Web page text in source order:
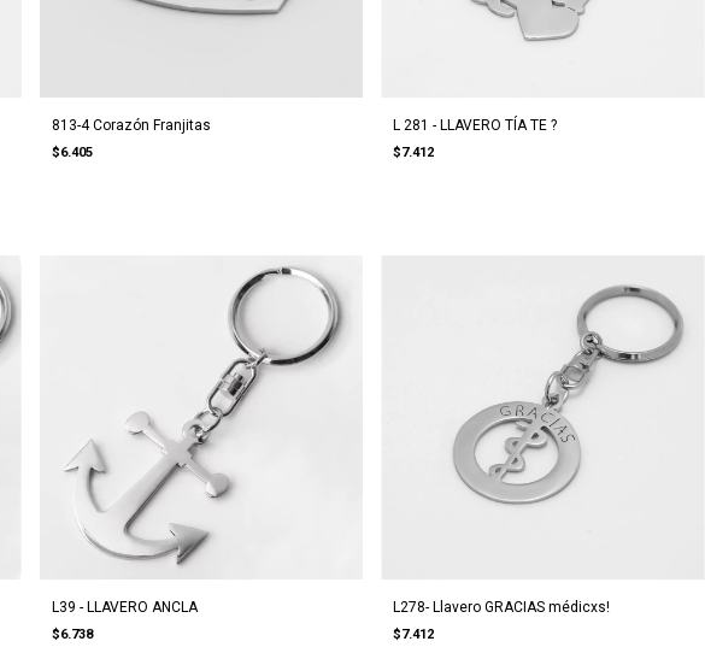
813-4 Corazón Franjitas
$6.405
L 281 - LLAVERO TÍA TE ?
$7.412
L39 - LLAVERO ANCLA
$6.738
L278- Llavero GRACIAS médicxs!
$7.412